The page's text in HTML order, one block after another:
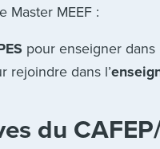
Master MEEF :
pour enseigner
rejoindre dans l’
du